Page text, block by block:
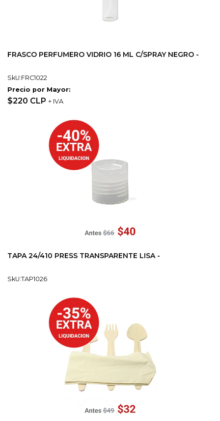
FRASCO PERFUMERO VIDRIO 16 ML C/SPRAY NEGRO -
SkU:FRC1022
Precio por Mayor:
$220 CLP + IVA
TAPA 24/410 PRESS TRANSPARENTE LISA -
SkU:TAP1026